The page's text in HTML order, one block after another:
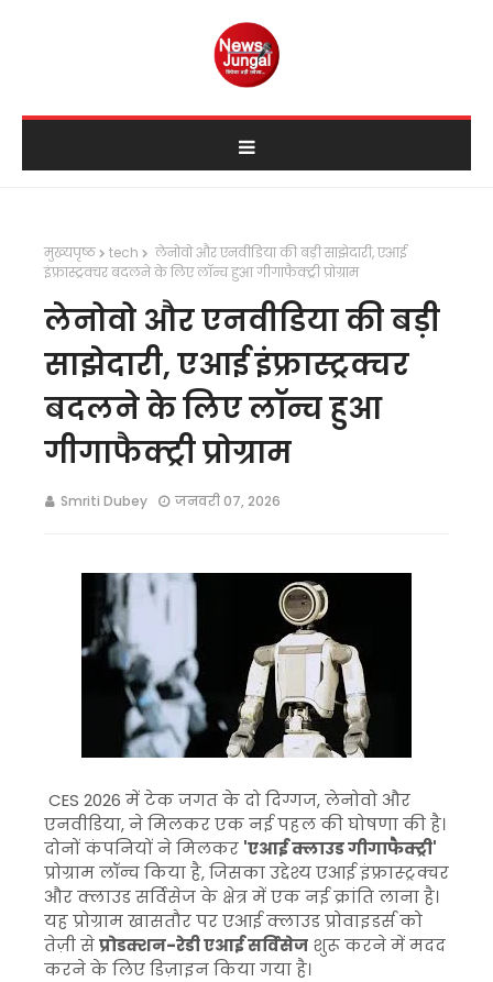
मुख्यपृष्ठ tech
लेनोवो और एनवीडिया की बड़ी साझेदारी, एआई
इंफ्रास्ट्रक्चर बदलने के लिए लॉन्च हुआ गीगाफैक्ट्री प्रोग्राम
लेनोवो और एनवीडिया की बड़ी
साझेदारी, एआई इंफ्रास्ट्रक्चर
बदलने के लिए लॉन्च हुआ
गीगाफैक्ट्री प्रोग्राम
Smriti Dubey जनवरी 07, 2026
CES 2026 में टेक जगत के दो दिग्गज, लेनोवो और
एनवीडिया, ने मिलकर एक नई पहल की घोषणा की है।
दोनों कंपनियों ने मिलकर 'एआई क्लाउड गीगाफैक्ट्री'
प्रोग्राम लॉन्च किया है, जिसका उद्देश्य एआई इंफ्रास्ट्रक्चर
और क्लाउड सर्विसेज के क्षेत्र में एक नई क्रांति लाना है।
यह प्रोग्राम खासतौर पर एआई क्लाउड प्रोवाइडर्स को
तेज़ी सेप्रोडक्शन-रेडी एआई सर्विसेज शुरू करने में मदद
करने के लिए डिज़ाइन किया गया है।